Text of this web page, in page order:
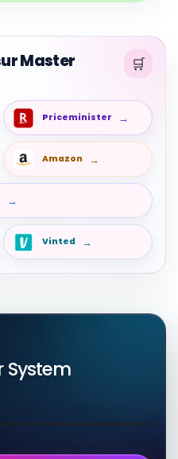
Master
Priceminister
Amazon
Vinted
System